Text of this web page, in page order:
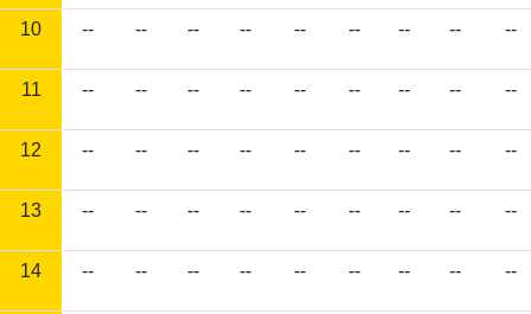
10 -- -- -- -- -- -- -- -- --
11 -- -- -- -- -- -- -- -- --
12 -- -- -- -- -- -- -- -- --
13 -- -- -- -- -- -- -- -- --
14 -- -- -- -- -- -- -- -- --